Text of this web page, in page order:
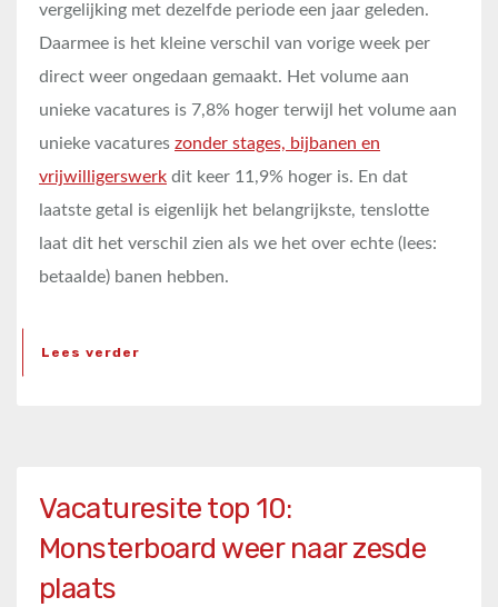
vergelijking met dezelfde periode een jaar geleden.
Daarmee is het kleine verschil van vorige week per
direct weer ongedaan gemaakt. Het volume aan
unieke vacatures is 7,8% hoger terwijl het volume aan
unieke vacatures zonder stages, bijbanen en
vrijwilligerswerk dit keer 11,9% hoger is. En dat
laatste getal is eigenlijk het belangrijkste, tenslotte
laat dit het verschil zien als we het over echte (lees:
betaalde) banen hebben.
Lees verder
Vacaturesite top 10:
Monsterboard weer naar zesde
plaats